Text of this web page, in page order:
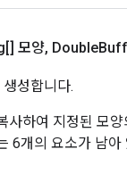
모양, Double
성합니다.
사하여 지정된 모
6개의 요소가 남